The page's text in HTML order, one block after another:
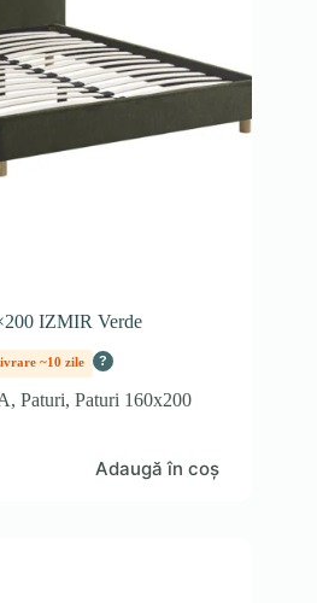
IZMIR Verde
~10 zile ?
,Paturi,Paturi 160x200
Adaugă în coș